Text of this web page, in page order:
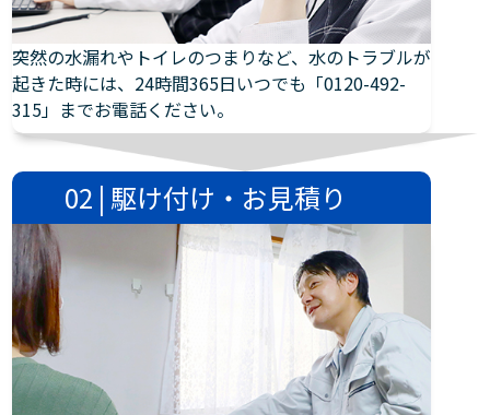
突然の水漏れやトイレのつまりなど、水のトラブルが
起きた時には、24時間365日いつでも「0120-492-
315」までお電話ください。
02 | 駆け付け・お見積り